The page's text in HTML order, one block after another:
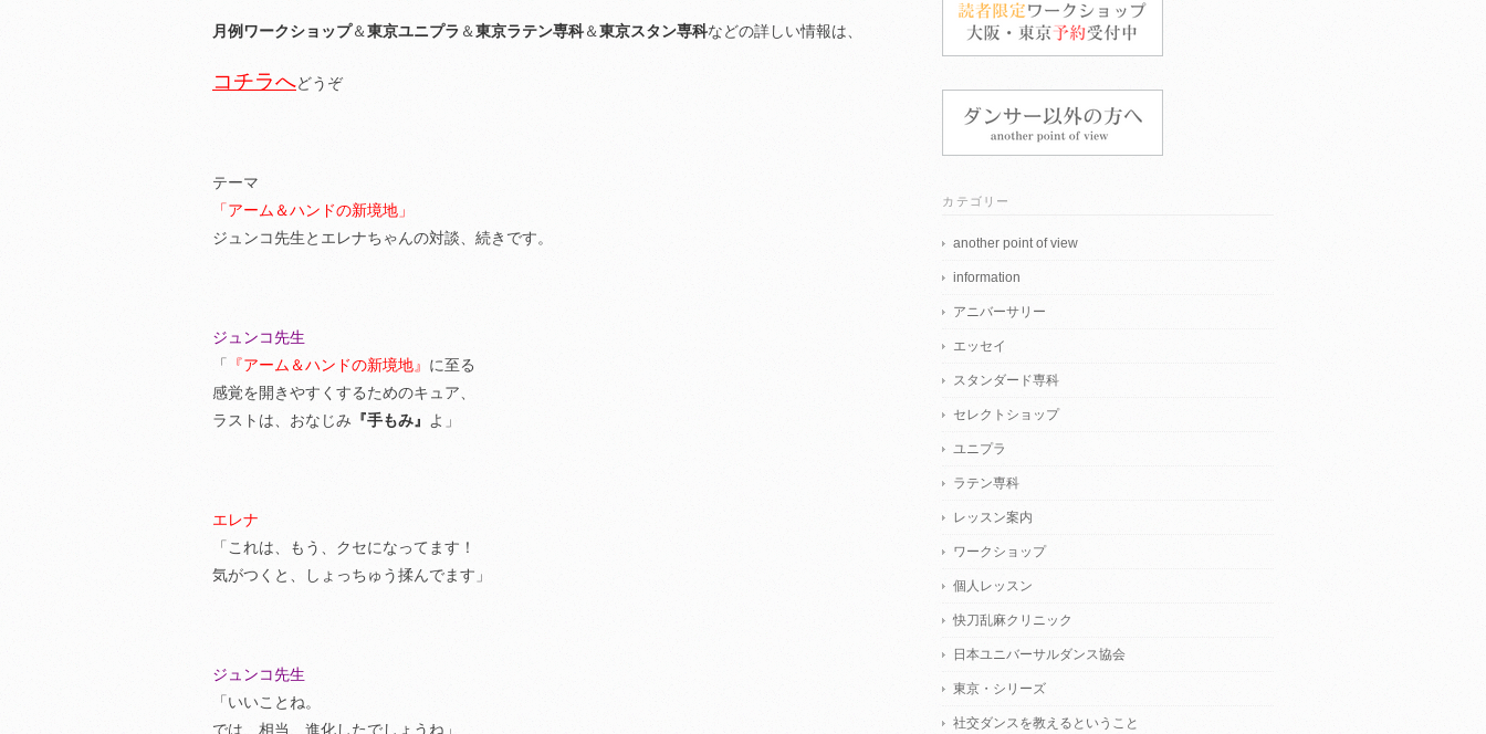
月例ワークショップ＆東京ユニプラ ＆東京ラテン専科＆東京スタン専科などの詳しい情報は、
コチラへどうぞ
テーマ
「アーム＆ハンドの新境地」
ジュンコ先生とエレナちゃんの対談、続きです。
ジュンコ先生
「
『アーム＆ハンドの新境地』 に至る
感覚を開きやすくするためのキュア、
ラストは、おなじみ 『手もみ』 よ」
エレナ
「これは、もう、クセになってます！
気がつくと、しょっちゅう揉んでます」
ジュンコ先生
「いいことね。
では、相当、進化したでしょうね」
カテゴリー
another point of view
information
アニバーサリー
エッセイ
スタンダード専科
セレクトショップ
ユニプラ
ラテン専科
レッスン案内
ワークショップ
個人レッスン
快刀乱麻クリニック
日本ユニバーサルダンス協会
東京・シリーズ
社交ダンスを教えるということ